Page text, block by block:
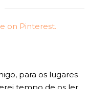
on Pinterest.
para os lugares
tempo de os ler,